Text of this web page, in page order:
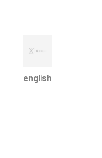
english